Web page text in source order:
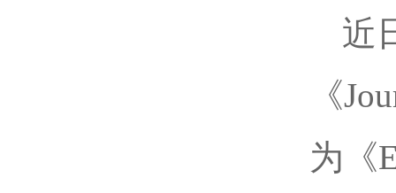
近
《
为《